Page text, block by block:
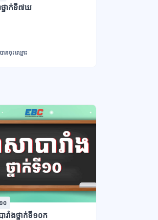
ថ្នាក់ទី៧ឃ
ានចុះឈ្មោះ
០
រាំងថ្នាក់ទី១០ក